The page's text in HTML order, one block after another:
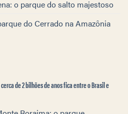
o parque do salto majestoso
do Cerrado na Amazônia
de 2 bilhões de anos fica entre o Brasil e